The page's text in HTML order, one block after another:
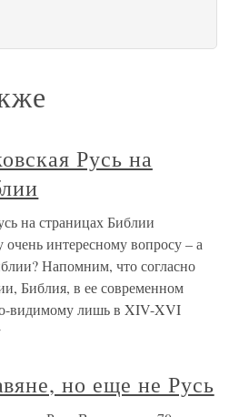
Русь на
на страницах Библии
интересному вопросу – а
Напомним, что согласно
Библия, в ее современном
видимому лишь в XIV-XVI
но еще не Русь